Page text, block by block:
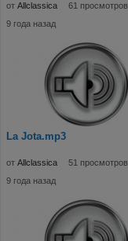
от Allclassica
61 просмотров
9 года назад
La Jota.mp3
от Allclassica
51 просмотров
9 года назад